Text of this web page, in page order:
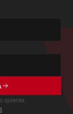
quieras.